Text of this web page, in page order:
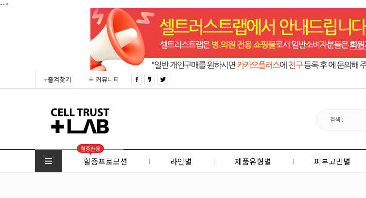
-->
+즐겨찾기 커뮤니티
할증전용
할증프로모션 라인별 제품유형별 피부고민별